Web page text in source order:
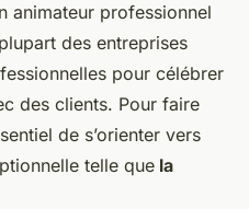
animateur professionnel
des entreprises
pour célébrer
des clients. Pour faire
de s’orienter vers
telle que la